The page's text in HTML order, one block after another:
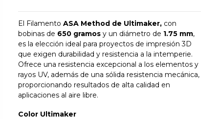
El Filamento ASA Method de Ultimaker, con
bobinas de 650 gramos y un diámetro de 1.75 mm,
es la elección ideal para proyectos de impresión 3D
que exigen durabilidad y resistencia a la intemperie.
Ofrece una resistencia excepcional a los elementos y
rayos UV, además de una sólida resistencia mecánica,
proporcionando resultados de alta calidad en
aplicaciones al aire libre.
Color Ultimaker